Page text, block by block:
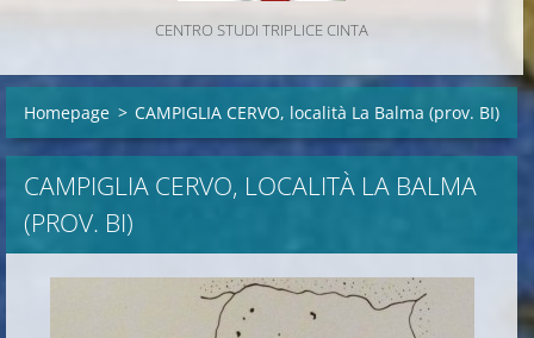
CENTRO STUDI TRIPLICE CINTA
Homepage > CAMPIGLIA CERVO, località La Balma (prov. BI)
CAMPIGLIA CERVO, LOCALITÀ LA BALMA
(PROV. BI)